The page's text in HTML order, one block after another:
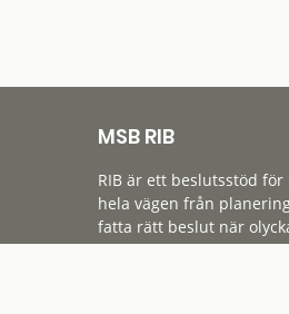
MSB RIB
RIB är ett beslutsstöd
hela vägen från
fatta rätt beslut när